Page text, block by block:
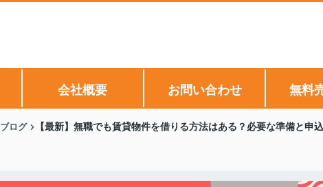
会社概要 お問い合わせ 無料
ブログ 【最新】無職でも賃貸物件を借りる方法はある？必要な準備と申